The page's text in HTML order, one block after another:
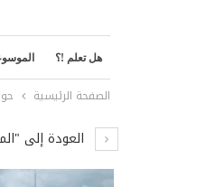
هل تعلم !؟
الصفحة الرئيسية
العودة إلى